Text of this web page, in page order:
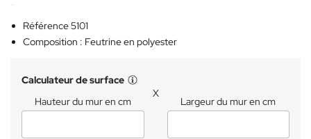
Référence 5101
Composition : Feutrine en polyester
Calculateur de surface
Hauteur du mur en cm
X
Largeur du mur en cm